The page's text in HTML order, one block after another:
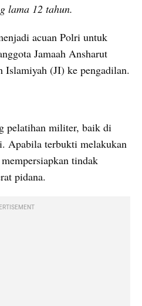
lama 12 tahun.
acuan Polri untuk
Jamaah Ansharut
Islamiyah (JI) ke pengadilan.
pelatihan militer, baik di
Apabila terbukti melakukan
tindak
pidana.